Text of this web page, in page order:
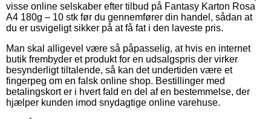
visse online selskaber efter tilbud på Fantasy Karton Rosa
A4 180g – 10 stk før du gennemfører din handel, sådan at
du er usvigeligt sikker på at få fat i den laveste pris.
Man skal alligevel være så påpasselig, at hvis en internet
butik frembyder et produkt for en udsalgspris der virker
besynderligt tiltalende, så kan det undertiden være et
fingerpeg om en falsk online shop. Bestillinger med
betalingskort er i hvert fald en del af en bestemmelse, der
hjælper kunden imod snydagtige online varehuse.